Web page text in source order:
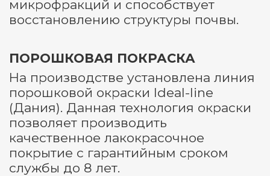
микрофракций и способствует
восстановлению структуры почвы.
ПОРОШКОВАЯ ПОКРАСКА
На производстве установлена линия
порошковой окраски Ideal-line
(Дания). Данная технология окраски
позволяет производить
качественное лакокрасочное
покрытие с гарантийным сроком
службы до 8 лет.